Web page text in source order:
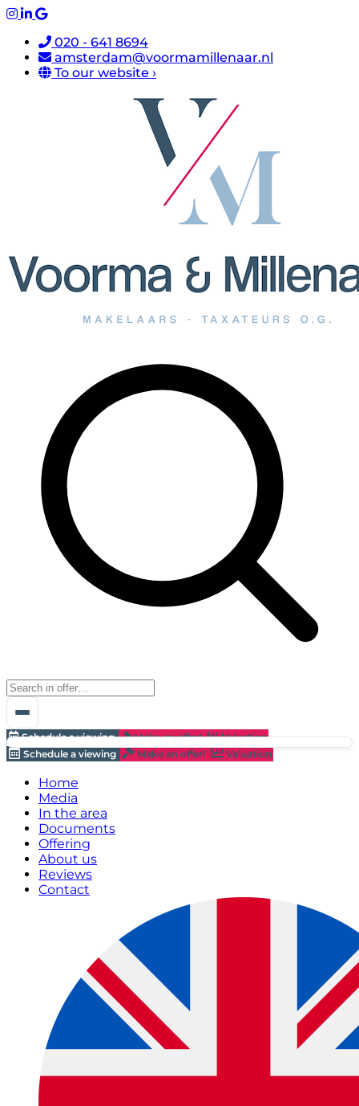
020 - 641 8694
amsterdam@voormamillenaar.nl
To our website ›
Schedule a viewing Make an offer!
Valuation
Schedule a viewing
Make an offer! Valuation
Home
Media
In the area
Documents
Offering
About us
Reviews
Contact